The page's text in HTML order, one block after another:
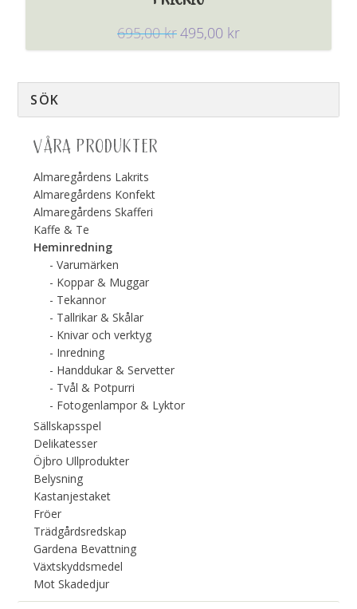
695,00kr495,00 kr
VÅRA PRODUKTER
Almaregårdens Lakrits
Almaregårdens Konfekt
Almaregårdens Skafferi
Kaffe & Te
Heminredning
Varumärken
Koppar & Muggar
Tekannor
Tallrikar & Skålar
Knivar och verktyg
Inredning
Handdukar & Servetter
Tvål & Potpurri
Fotogenlampor & Lyktor
Sällskapsspel
Delikatesser
Öjbro Ullprodukter
Belysning
Kastanjestaket
Fröer
Trädgårdsredskap
Gardena Bevattning
Växtskyddsmedel
Mot Skadedjur